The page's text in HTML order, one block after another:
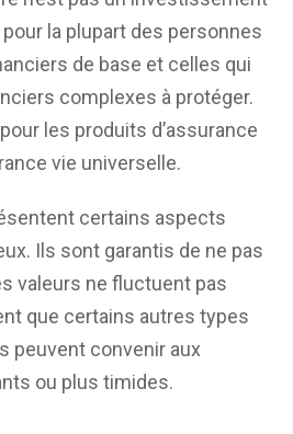
la plupart des personnes
de base et celles qui
complexes à protéger.
les produits d’assurance
vie universelle.
certains aspects
Ils sont garantis de ne pas
valeurs ne fluctuent pas
que certains autres types
peuvent convenir aux
ou plus timides.